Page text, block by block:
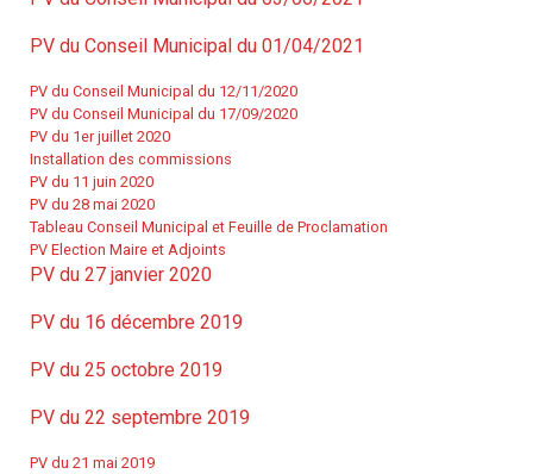
PV du Conseil Municipal du 01/04/2021
PV du Conseil Municipal du 12/11/2020
PV du Conseil Municipal du 17/09/2020
PV du 1er juillet 2020
Installation des commissions
PV du 11 juin 2020
PV du 28 mai 2020
Tableau Conseil Municipal et Feuille de Proclamation
PV Election Maire et Adjoints
PV du 27 janvier 2020
PV du 16 décembre 2019
PV du 25 octobre 2019
PV du 22 septembre 2019
PV du 21 mai 2019